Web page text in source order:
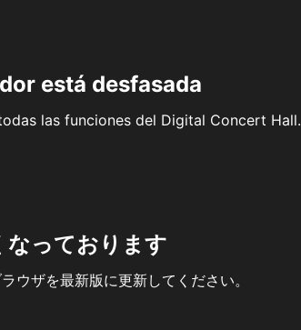
está desfasada
las funciones del Digital Concert Hall.
なっております
ウザを最新版に更新してください。